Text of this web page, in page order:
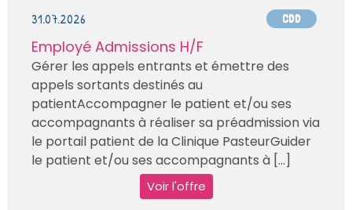
31.07.2026 CDD
Employé Admissions H/F
Gérer les appels entrants et émettre des
appels sortants destinés au
patientAccompagner le patient et/ou ses
accompagnants à réaliser sa préadmission via
le portail patient de la Clinique PasteurGuider
le patient et/ou ses accompagnants à [...]
Voir l'offre